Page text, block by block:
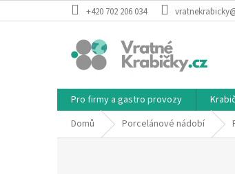
na
+420 702 206 034
Pro firmy a gastro provozy
Domů
Porcelánové nádobí